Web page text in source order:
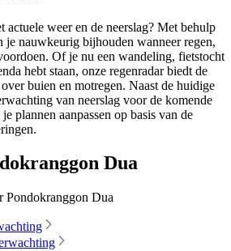
actuele weer en de neerslag? Met behulp
je nauwkeurig bijhouden wanneer regen,
Of je nu een wandeling, fietstocht
hebt staan, onze regenradar biedt de
buien en motregen. Naast de huidige
van neerslag voor de komende
plannen aanpassen op basis van de
Dua
Pondokranggon Dua